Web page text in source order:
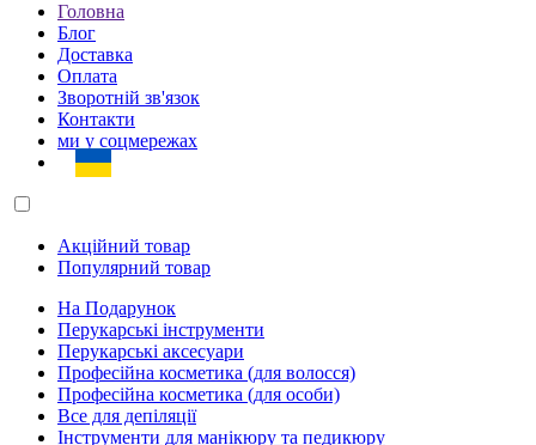
Головна
Блог
Доставка
Оплата
Зворотній зв'язок
Контакти
ми у соцмережах
Акційний товар
Популярний товар
На Подарунок
Перукарські інструменти
Перукарські аксесуари
Професійна косметика (для волосся)
Професійна косметика (для особи)
Все для депіляції
Інструменти для манікюру та педикюру